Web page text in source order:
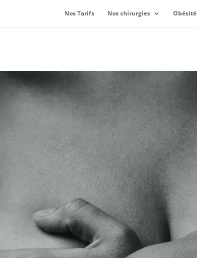
Nos Tarifs Nos chirurgies Obésité